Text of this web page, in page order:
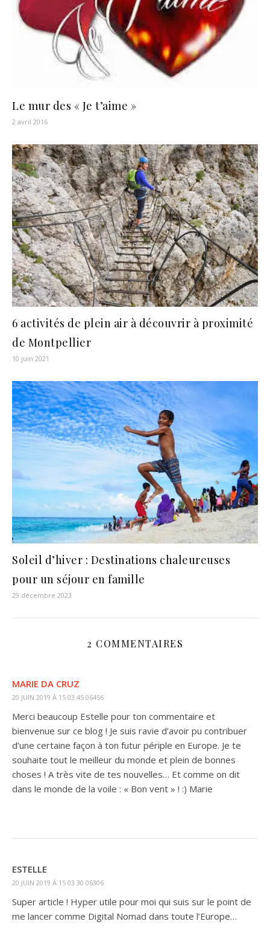
Le mur des « Je t’aime »
2 avril 2016
6 activités de plein air à découvrir à proximité
de Montpellier
10 juin 2021
Soleil d’hiver : Destinations chaleureuses
pour un séjour en famille
29 décembre 2023
2 COMMENTAIRES
MARIE DA CRUZ
20 JUIN 2019 À 15 03 45 06456
Merci beaucoup Estelle pour ton commentaire et
bienvenue sur ce blog ! Je suis ravie d’avoir pu contribuer
d’une certaine façon à ton futur périple en Europe. Je te
souhaite tout le meilleur du monde et plein de bonnes
choses ! A très vite de tes nouvelles… Et comme on dit
dans le monde de la voile : « Bon vent » ! :) Marie
ESTELLE
20 JUIN 2019 À 15 03 30 06306
Super article ! Hyper utile pour moi qui suis sur le point de
me lancer comme Digital Nomad dans toute l’Europe…